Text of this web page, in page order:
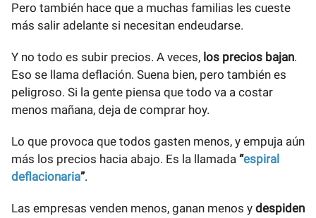
Pero también hace que a muchas familias les cueste
más salir adelante si necesitan endeudarse.
Y no todo es subir precios. A veces, los precios bajan.
Eso se llama deflación. Suena bien, pero también es
peligroso. Si la gente piensa que todo va a costar
menos mañana, deja de comprar hoy.
Lo que provoca que todos gasten menos, y empuja aún
más los precios hacia abajo. Es la llamada “espiral
deflacionaria”.
Las empresas venden menos, ganan menos y despiden